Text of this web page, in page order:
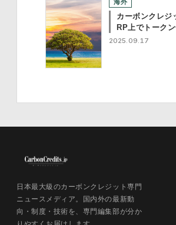
海外
カーボンクレジ
RP上でトーク
2025.09.17
日本最大級のカーボンクレジット専門
ニュースメディア。国内外の最新動
向・制度・技術を、専門編集部が分か